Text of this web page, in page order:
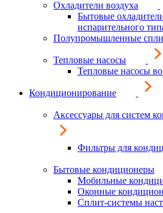
Охладители воздуха
Бытовые
испарительного
Полупромышленные
Тепловые насосы
Тепловые насосы
Кондиционирование
Аксессуары для систем
Фильтры для
Бытовые кондиционеры
Мобильные
Оконные
Сплит-системы